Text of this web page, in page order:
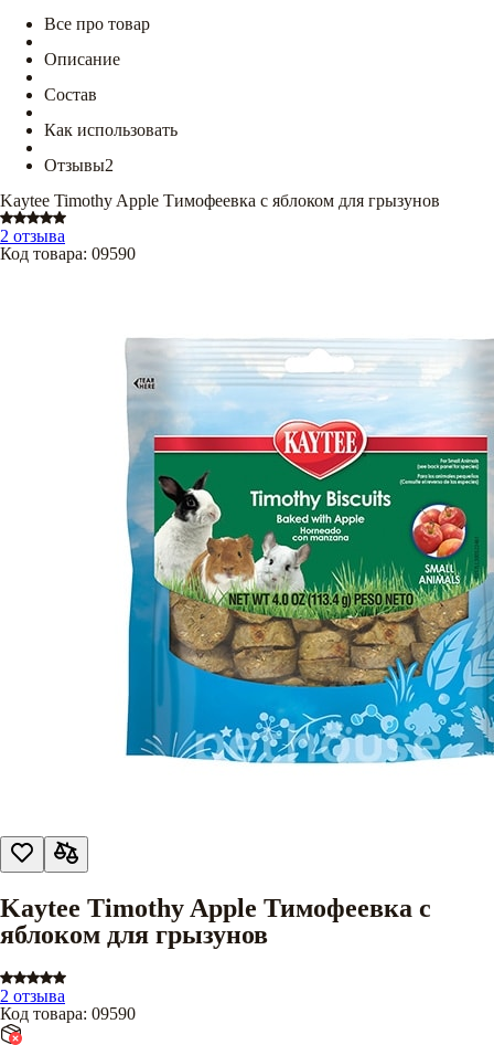
Все про товар
Описание
Состав
Как использовать
Отзывы2
Kaytee Timothy Apple Тимофеевка с яблоком для грызунов
2 отзыва
Код товара: 09590
Kaytee Timothy Apple Тимофеевка с
яблоком для грызунов
2 отзыва
Код товара: 09590